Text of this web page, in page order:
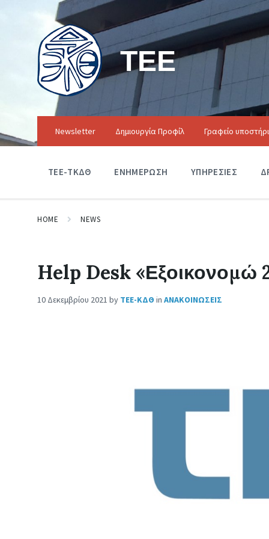
ΤΕΕ
Newsletter Δημιουργία Προφίλ Γραφείο
ΤΕΕ-ΤΚΔΘ ΕΝΗΜΕΡΩΣΗ ΥΠΗΡΕΣΙΕΣ
HOME NEWS
Help Desk «Εξοικονομώ
10 Δεκεμβρίου 2021 by ΤΕΕ-ΚΔΘ in ΑΝΑΚΟΙΝΩΣΕΙΣ